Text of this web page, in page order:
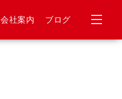
会社案内 ブログ